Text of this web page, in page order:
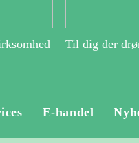
Til dig der
E-handel